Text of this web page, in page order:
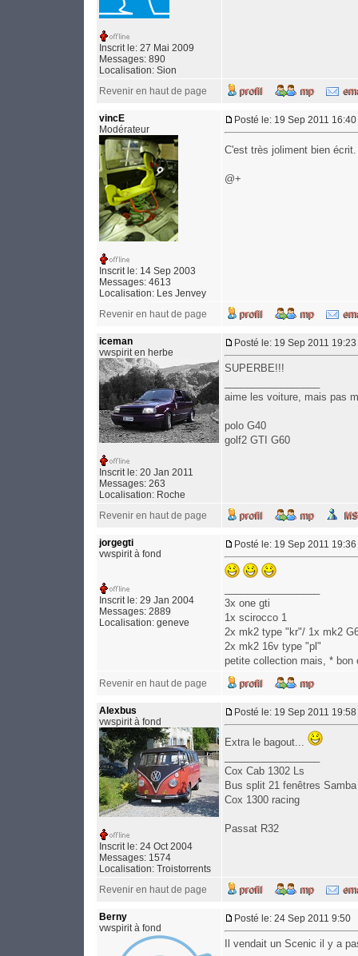
Inscrit le: 27 Mai 2009
Messages: 890
Localisation: Sion
Revenir en haut de page
vincE
Modérateur
Inscrit le: 14 Sep 2003
Messages: 4613
Localisation: Les Jenvey
Posté le: 19 Sep 2011 16:40
C'est très joliment bien
@+
Revenir en haut de page
iceman
vwspirit en herbe
Inscrit le: 20 Jan 2011
Messages: 263
Localisation: Roche
Posté le: 19 Sep 2011 19:23
SUPERBE!!!
aime les voiture, mais pas
polo G40
golf2 GTI G60
Revenir en haut de page
jorgegti
vwspirit à fond
Inscrit le: 29 Jan 2004
Messages: 2889
Localisation: geneve
Posté le: 19 Sep 2011 19:36
3x one gti
1x scirocco 1
2x mk2 type "kr"/ 1x mk2
2x mk2 16v type "pl"
petite collection mais, * bon
Revenir en haut de page
Alexbus
vwspirit à fond
Inscrit le: 24 Oct 2004
Messages: 1574
Localisation: Troistorrents
Posté le: 19 Sep 2011 19:58
Extra le bagout...
Cox Cab 1302 Ls
Bus split 21 fenêtres Samba
Cox 1300 racing
Passat R32
Revenir en haut de page
Berny
vwspirit à fond
Posté le: 24 Sep 2011 9:50
Il vendait un Scenic il y a